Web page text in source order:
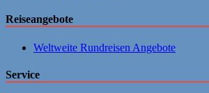
Reiseangebote
Weltweite Rundreisen Angebote
Service